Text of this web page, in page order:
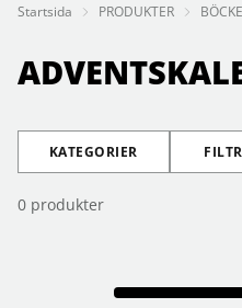
Startsida PRODUKTER
KATEGORIER
0 produkter